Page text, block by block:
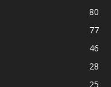
80
77
46
28
25